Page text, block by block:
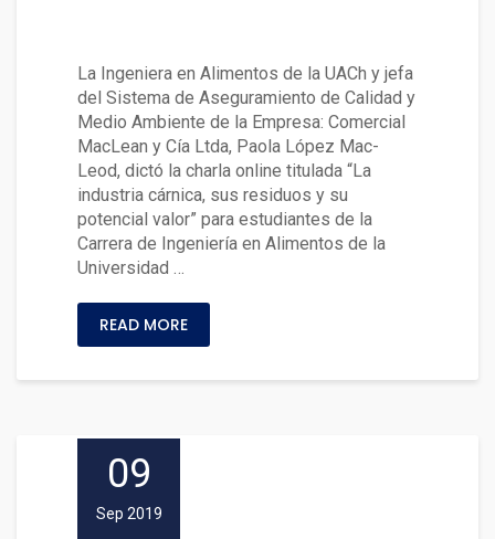
La Ingeniera en Alimentos de la UACh y jefa
del Sistema de Aseguramiento de Calidad y
Medio Ambiente de la Empresa: Comercial
MacLean y Cía Ltda, Paola López Mac-
Leod, dictó la charla online titulada “La
industria cárnica, sus residuos y su
potencial valor” para estudiantes de la
Carrera de Ingeniería en Alimentos de la
Universidad …
READ MORE
09
Sep 2019